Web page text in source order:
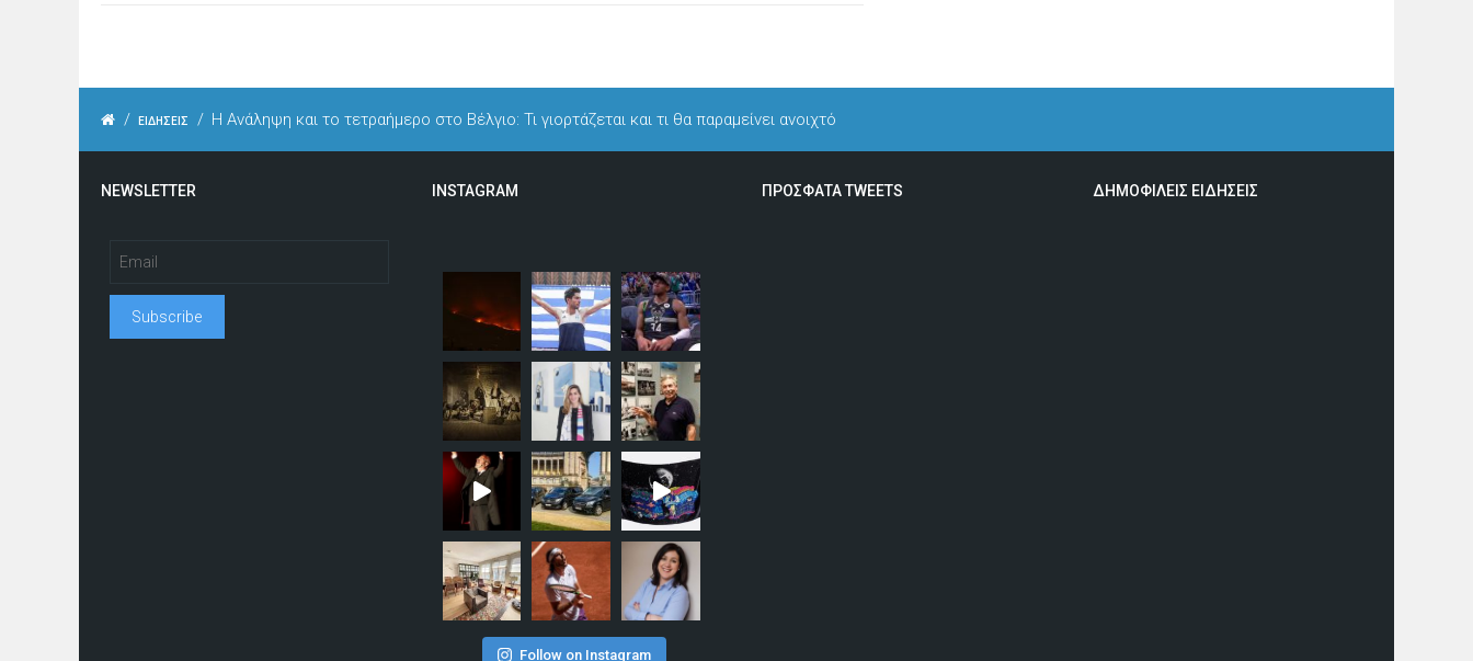
/ ΕΙΔΗΣΕΙΣ / Η Ανάληψη και το τετραήμερο στο Βέλγιο: Τι γιορτάζεται και τι θα παραμείνει ανοιχτό
NEWSLETTER INSTAGRAM
Follow on Instagram
ΠΡΟΣΦΑΤΑ TWEETS ΔΗΜΟΦΙΛΕΙΣ ΕΙΔΗΣΕΙΣ